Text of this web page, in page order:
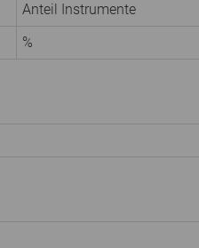
Anteil Instrumente
%